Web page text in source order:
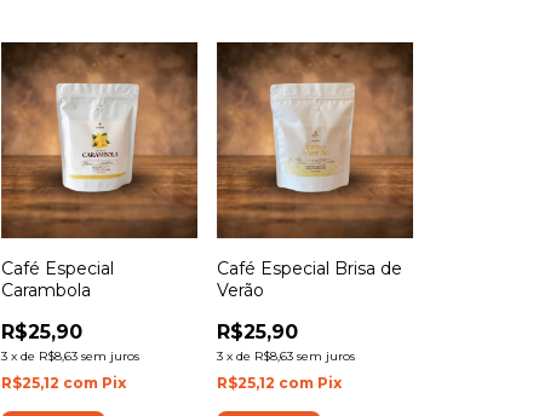
Café Especial
Carambola
R$25,90
3 xde R$8,63 sem juros
R$25,12 com Pix
Café Especial Brisa de
Verão
R$25,90
3 xde R$8,63 sem juros
R$25,12 com Pix